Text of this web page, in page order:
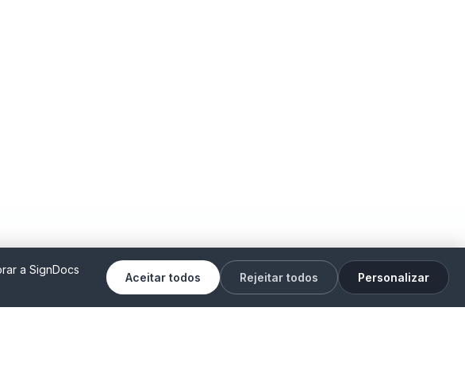
a SignDocs
Aceitar todos Rejeitar todos Personalizar